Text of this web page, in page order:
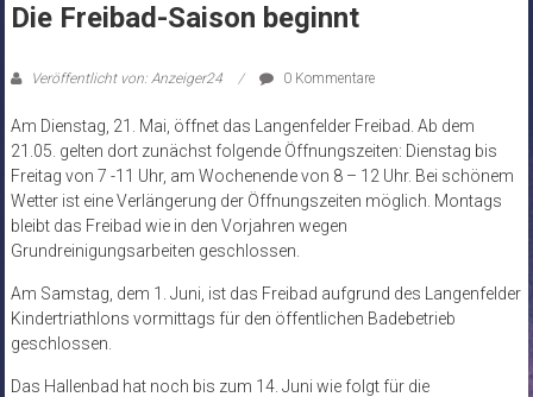
Die Freibad-Saison beginnt
Veröffentlicht von: Anzeiger24 0 Kommentare
Am Dienstag, 21. Mai, öffnet das Langenfelder Freibad. Ab dem
21.05. gelten dort zunächst folgende Öffnungszeiten: Dienstag bis
Freitag von 7 -11 Uhr, am Wochenende von 8 – 12 Uhr. Bei schönem
Wetter ist eine Verlängerung der Öffnungszeiten möglich. Montags
bleibt das Freibad wie in den Vorjahren wegen
Grundreinigungsarbeiten geschlossen.
Am Samstag, dem 1. Juni, ist das Freibad aufgrund des Langenfelder
Kindertriathlons vormittags für den öffentlichen Badebetrieb
geschlossen.
Das Hallenbad hat noch bis zum 14. Juni wie folgt für die